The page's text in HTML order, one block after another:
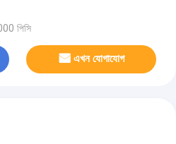
পিসি
এখন যোগাযোগ